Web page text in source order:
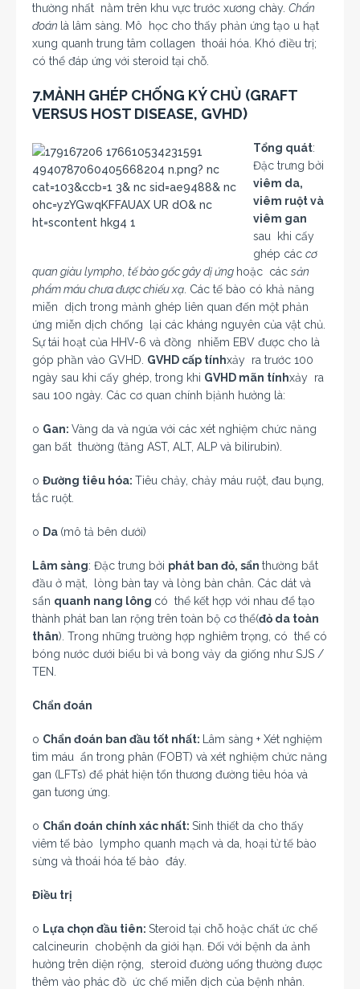
thường nhất nằm trên khu vực trước xương chày. Chẩn
đoán là lâm sàng. Mô học cho thấy phản ứng tạo u hạt
xung quanh trung tâm collagen thoái hóa. Khó điều trị;
có thể đáp ứng với steroid tại chỗ.
7.MẢNH GHÉP CHỐNG KÝ CHỦ (GRAFT
VERSUS HOST DISEASE, GVHD)
Tổng quát:
Đặc trưng bởi
viêm da,
viêm ruột và
viêm gan
sau khi cấy
ghép các cơ
quan giàu lympho tế bào gốc gây dị ứng hoặc các sản
phẩm máu chưa được chiếu xạ . Các tế bào có khả năng
miễn dịch trong mảnh ghép liên quan đến một phản
ứng miễn dịch chống lại các kháng nguyên của vật chủ.
Sự tái hoạt của HHV-6 và đồng nhiễm EBV được cho là
góp phần vào GVHD. GVHD cấp tínhxảy ra trước 100
ngày sau khi cấy ghép, trong khi GVHD mãn tínhxảy ra
sau 100 ngày. Các cơ quan chính bịảnh hưởng là:
o Gan: Vàng da và ngứa với các xét nghiệm chức năng
gan bất thường (tăng AST, ALT, ALP và bilirubin).
o Đường tiêu hóa: Tiêu chảy, chảy máu ruột, đau bụng,
tắc ruột.
o Da (mô tả bên dưới)
Lâm sàng: Đặc trưng bởi phát ban đỏ, sẩn thường bắt
đầu ở mặt, lòng bàn tay và lòng bàn chân. Các dát và
sẩn quanh nang lông có thể kết hợp với nhau để tạo
thành phát ban lan rộng trên toàn bộ cơ thể(đỏ da toàn
thân). Trong những trường hợp nghiêm trọng, có thể có
bóng nước dưới biểu bì và bong vảy da giống như SJS /
TEN.
Chẩn đoán
o Chẩn đoán ban đầu tốt nhất:
Lâm sàng + Xét nghiệm
tìm máu ẩn trong phân (FOBT) và xét nghiệm chức năng
gan (LFTs) để phát hiện tổn thương đường tiêu hóa và
gan tương ứng.
o Chẩn đoán chính xác nhất: Sinh thiết da cho thấy
viêm tế bào lympho quanh mạch và da, hoại tử tế bào
sừng và thoái hóa tế bào đáy.
Điều trị
o Lựa chọn đầu tiên: Steroid tại chỗ hoặc chất ức chế
calcineurin chobệnh da giới hạn. Đối với bệnh da ảnh
hưởng trên diện rộng, steroid đường uống thường được
thêm vào phác đồ ức chế miễn dịch của bệnh nhân.